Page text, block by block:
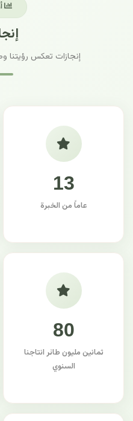
إنجازات تعكس رؤيتنا
13
عاماً من الخبرة
80
ثمانين مليون طائر انتاجنا
السنوي